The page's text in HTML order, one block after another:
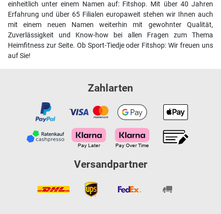
einheitlich unter einem Namen auf: Fitshop. Mit über 40 Jahren
Erfahrung und über 65 Filialen europaweit stehen wir Ihnen auch
mit einem neuen Namen weiterhin mit gewohnter Qualität,
Zuverlässigkeit und Know-how bei allen Fragen zum Thema
Heimfitness zur Seite. Ob Sport-Tiedje oder Fitshop: Wir freuen uns
auf Sie!
Zahlarten
Versandpartner